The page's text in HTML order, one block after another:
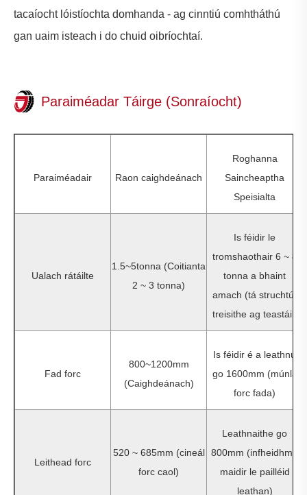
tacaíocht lóistíochta domhanda - ag cinntiú comhtháthú
gan uaim isteach i do chuid oibríochtaí.
Paraiméadar Táirge (Sonraíocht)
Paraiméadair Raon caighdeánach
Roghanna
Saincheaptha
Speisialta
Ualach rátáilte
1.5~5tonna (Coitianta
2 ~ 3 tonna)
Is féidir le
tromshaothair 6 ~ 8
tonna a bhaint
amach (tá struchtúr
treisithe ag teastáil)
Fad forc
800~1200mm
(Caighdeánach)
Is féidir é a leathnú
go 1600mm (múnla
forc fada)
Leithead forc
520 ~ 685mm (cineál
forc caol)
Leathnaithe go
800mm (infheidhme
maidir le pailléid
leathan)